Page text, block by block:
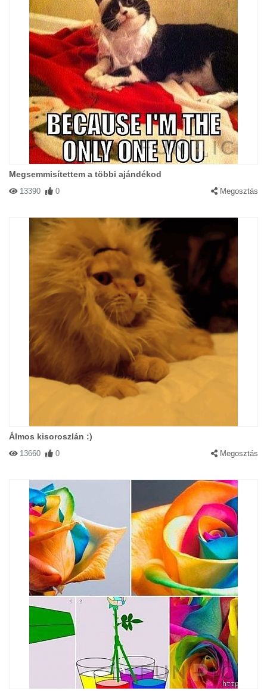
Megsemmisítettem a többi ajándékod
13390 0 Megosztás
Álmos kisoroszlán :)
13660 0 Megosztás